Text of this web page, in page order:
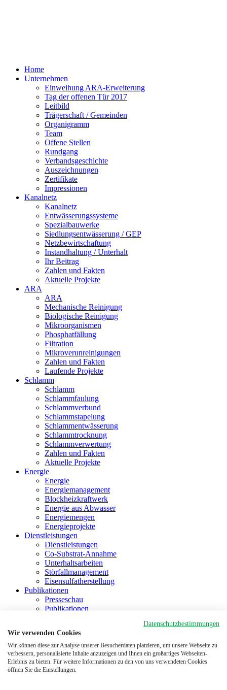
Home
Unternehmen
Einweihung ARA-Erweiterung
Tag der offenen Tür 2017
Leitbild
Trägerschaft / Gemeinden
Organigramm
Team
Offene Stellen
Rundgang
Verbandsgeschichte
Auszeichnungen
Zertifikate
Impressionen
Kanalnetz
Kanalnetz
Entwässerungssysteme
Spezialbauwerke
Siedlungsentwässerung / GEP
Netzbewirtschaftung
Instandhaltung / Unterhalt
Ihr Beitrag
Zahlen und Fakten
Aktuelle Projekte
ARA
ARA
Mechanische Reinigung
Biologische Reinigung
Mikroorganismen
Phosphatfällung
Filtration
Mikroverunreinigungen
Zahlen und Fakten
Laufende Projekte
Schlamm
Schlamm
Schlammfaulung
Schlammverbund
Schlammstapelung
Schlammentwässerung
Schlammtrocknung
Schlammverwertung
Zahlen und Fakten
Aktuelle Projekte
Energie
Energie
Energiemanagement
Blockheizkraftwerk
Energie aus Abwasser
Energiemengen
Energieprojekte
Dienstleistungen
Dienstleistungen
Co-Substrat-Annahme
Unterhaltsarbeiten
Störfallmanagement
Eisensulfatherstellung
Publikationen
Presseschau
Publikationen
Kontakt
Standort
Situationsplan
Besichtigung
Sicherheitshinweise
Datenschutzbestimmungen
Wir verwenden Cookies
Wir können diese zur Analyse unserer Besucherdaten platzieren, um unsere Webseite zu
verbessern, personalisierte Inhalte anzuzeigen und Ihnen ein großartiges Webseiten-
Erlebnis zu bieten. Für weitere Informationen zu den von uns verwendeten Cookies
öffnen Sie die Einstellungen.